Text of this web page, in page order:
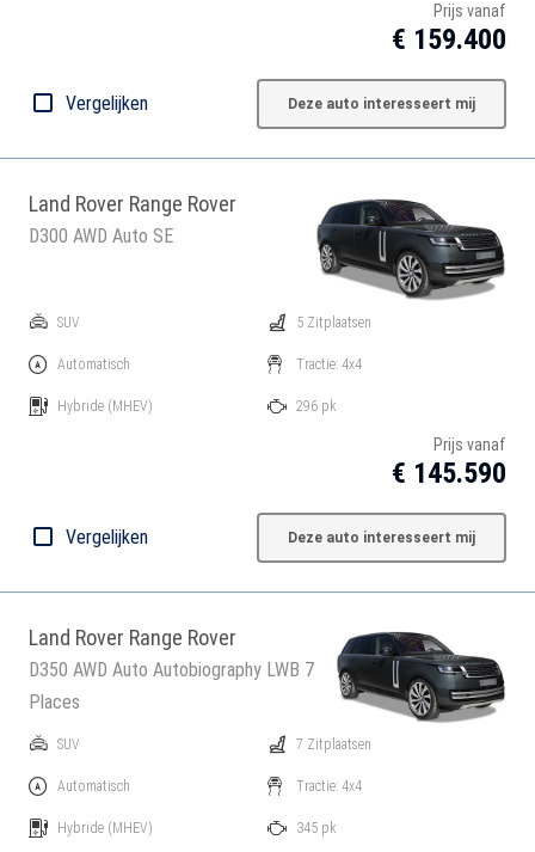
Prijs vanaf
€ 159.400
Vergelijken Deze auto interesseert mij
Land Rover Range Rover
D300 AWD Auto SE
SUV
Automatisch
Hybride (MHEV)
5 Zitplaatsen
Tractie: 4x4
296 pk
Prijs vanaf
€ 145.590
Vergelijken Deze auto interesseert mij
Land Rover Range Rover
D350 AWD Auto Autobiography LWB 7
Places
SUV
Automatisch
Hybride (MHEV)
7 Zitplaatsen
Tractie: 4x4
345 pk